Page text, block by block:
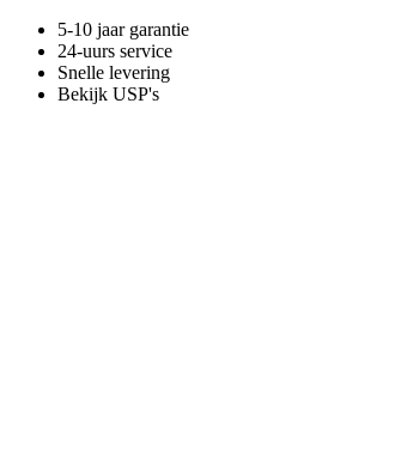
5-10 jaar garantie
24-uurs service
Snelle levering
Bekijk USP's